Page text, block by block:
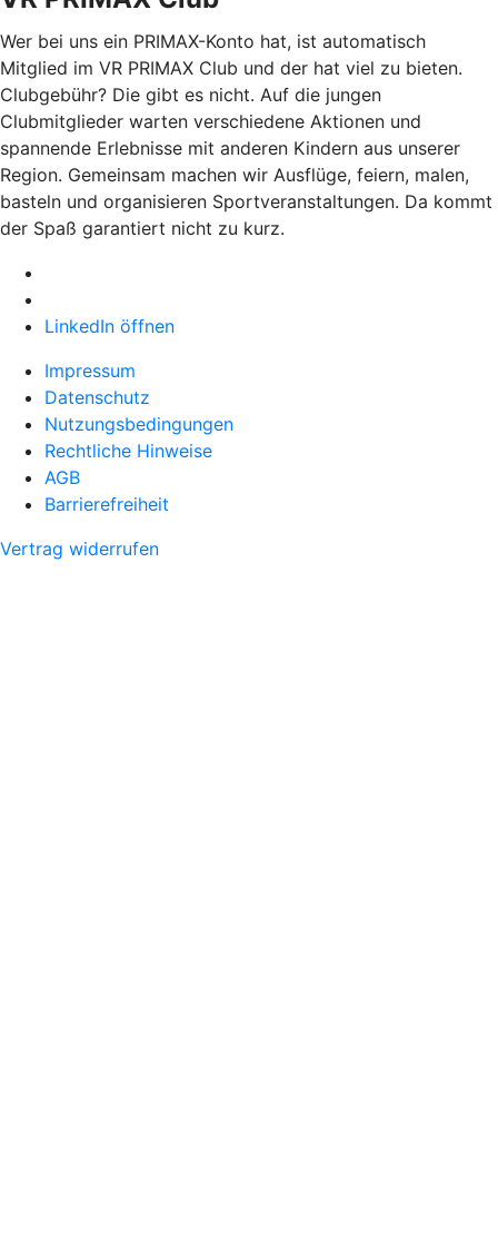
Wer bei uns ein PRIMAX-Konto hat, ist automatisch
Mitglied im VR PRIMAX Club und der hat viel zu bieten.
Clubgebühr? Die gibt es nicht. Auf die jungen
Clubmitglieder warten verschiedene Aktionen und
spannende Erlebnisse mit anderen Kindern aus unserer
Region. Gemeinsam machen wir Ausflüge, feiern, malen,
basteln und organisieren Sportveranstaltungen. Da kommt
der Spaß garantiert nicht zu kurz.
LinkedIn öffnen
Impressum
Datenschutz
Nutzungsbedingungen
Rechtliche Hinweise
AGB
Barrierefreiheit
Vertrag widerrufen